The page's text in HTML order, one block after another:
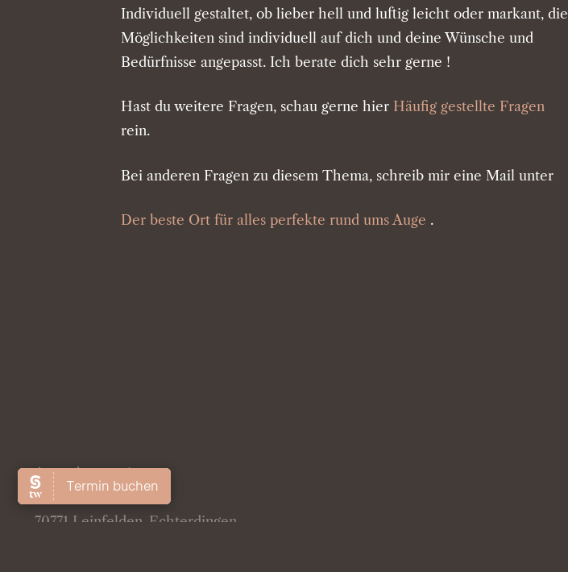
Individuell gestaltet, ob lieber hell und luftig leicht oder markant, die
Möglichkeiten sind individuell auf dich und deine Wünsche und
Bedürfnisse angepasst. Ich berate dich sehr gerne !
Hast du weitere Fragen, schau gerne hier Häufig gestellte Fragen
rein.
Bei anderen Fragen zu diesem Thema, schreib mir eine Mail unter
Der beste Ort für alles perfekte rund ums Auge .
Augenbrauerei
Erlachstraße 3
70771 Leinfelden-Echterdingen